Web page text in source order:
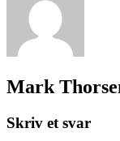
Mark
Skriv et svar